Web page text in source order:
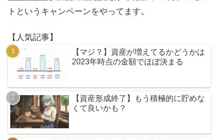
トというキャンペーンをやってます。
【人気記事】
【マジ？】資産が増えてるかどうかは
2023年時点の金額でほぼ決まる
【資産形成終了】もう積極的に貯めな
くて良いかも？